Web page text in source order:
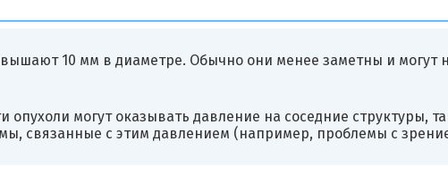
10 мм в диаметре. Обычно они менее заметны и могут
могут оказывать давление на соседние структуры,
связанные с этим давлением (например, проблемы с